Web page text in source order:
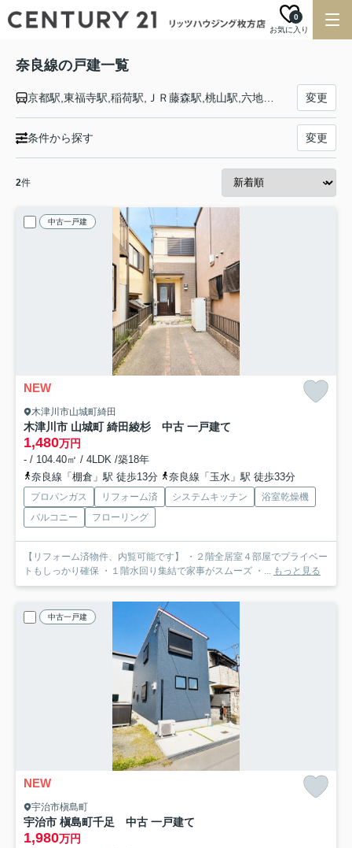
お気に入り
0
奈良線の戸建一覧
変更
条件から探す 変更
2件
中古一戸建
NEW
木津川市山城町綺田
木津川市 山城町 綺田綾杉 中古 一戸建て
1,480万円
- / 104.40㎡ / 4LDK /築18年
奈良線「棚倉」駅 徒歩13分
奈良線「玉水」駅 徒歩33分
プロパンガス リフォーム済 システムキッチン
浴室乾燥機
バルコニー
フローリング
【リフォーム済物件、内覧可能です】 ・２階全居室４部屋でプライベー
トもしっかり確保 ・１階水回り集結で家事がスムーズ ・... もっと見る
中古一戸建
NEW
宇治市槇島町
宇治市 槇島町千足 中古 一戸建て
1,980万円